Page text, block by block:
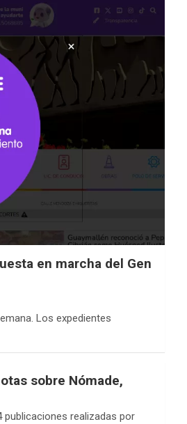
en marcha del Gen
Los expedientes
sobre Nómade,
realizadas por